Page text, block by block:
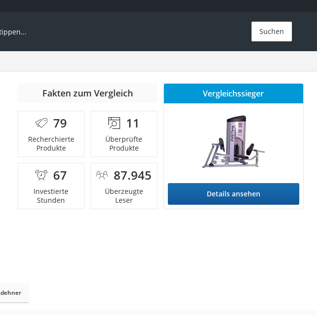
Suchen
Fakten zum Vergleich
79
Recherchierte
Produkte
11
Überprüfte
Produkte
67
Investierte
Stunden
87.945
Überzeugte
Leser
Vergleichssieger
Details ansehen